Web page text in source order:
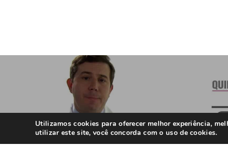
Artigo
Câncer de mama na
Utilizamos cookies para oferecer melhor experiência,
utilizar este site, você concorda com o uso de cookies.